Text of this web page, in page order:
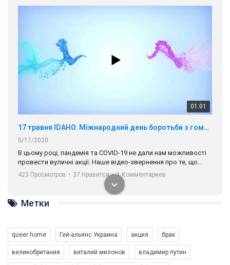
01:01
17 травня IDAHO. Міжнародний день боротьби з гомофобією трансфобією і біфобія.
5/17/2020
В цьому році, пандемія та COVІD-19 не дали нам можливості
провести вуличні акції. Наше відео-звернення про те, що
навіть коли ми у різних містах та не можемо зустрінеться, ми
разом. Ми закликаємо всіх хто поділяє цінності рівності та
солідарності, приєднатися до нас. Регіональні підрозділи
ГАУ є в 16 областях України.
Разом наш голос лунає гучніше!
423 Просмотров • 37 Нравится • 1 Комментариев
Метки
queer home Гей-альянс Украина акция брак
великобритания виталий милонов владимир путин